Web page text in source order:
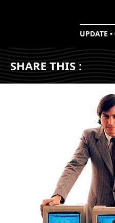
UPDATE
SHARE THIS :